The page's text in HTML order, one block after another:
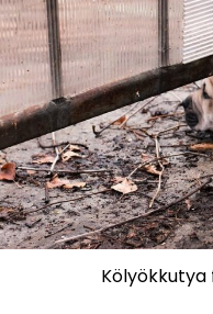
Kölyökkutya